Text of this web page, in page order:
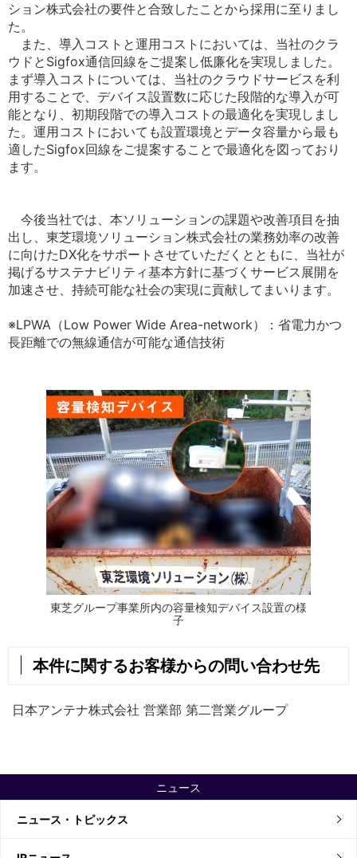
ニュース
ニュース・トピックス
ション株式会社の要件と合致したことから採用に至りまし
た。
また、導入コストと運用コストにおいては、当社のクラ
ウドとSigfox通信回線をご提案し低廉化を実現しました。
まず導入コストについては、当社のクラウドサービスを利
用することで、デバイス設置数に応じた段階的な導入が可
能となり、初期段階での導入コストの最適化を実現しまし
た。運用コストにおいても設置環境とデータ容量から最も
適したSigfox回線をご提案することで最適化を図っており
ます。
今後当社では、本ソリューションの課題や改善項目を抽
出し、東芝環境ソリューション株式会社の業務効率の改善
に向けたDX化をサポートさせていただくとともに、当社が
掲げるサステナビリティ基本方針に基づくサービス展開を
加速させ、持続可能な社会の実現に貢献してまいります。
※LPWA（Low Power Wide Area-network）：省電力かつ
長距離での無線通信が可能な通信技術
東芝グループ事業所内の容量検知デバイス設置の様
子
本件に関するお客様からの問い合わせ先
日本アンテナ株式会社 営業部 第二営業グループ